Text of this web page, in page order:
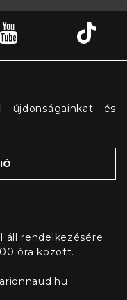
és
áll rendelkezésére
óra között.